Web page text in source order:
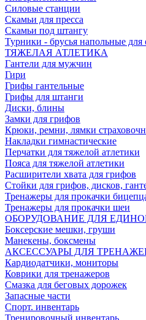
Силовые станции
Скамьи для пресса
Скамьи под штангу
Турники - брусья напольные
ТЯЖЕЛАЯ АТЛЕТИКА
Гантели для мужчин
Гири
Грифы гантельные
Грифы для штанги
Диски, блины
Замки для грифов
Крюки, ремни, лямки
Накладки гимнастические
Перчатки для тяжелой атлетики
Пояса для тяжелой атлетики
Расширители хвата для грифов
Стойки для грифов, дисков,
Тренажеры для прокачки
Тренажеры для прокачки шеи
ОБОРУДОВАНИЕ ДЛЯ
Боксерские мешки, груши
Манекены, боксмены
АКСЕССУАРЫ ДЛЯ
Кардиодатчики, мониторы
Коврики для тренажеров
Смазка для беговых дорожек
Запасные части
Спорт. инвентарь
Тренировочный инвентарь